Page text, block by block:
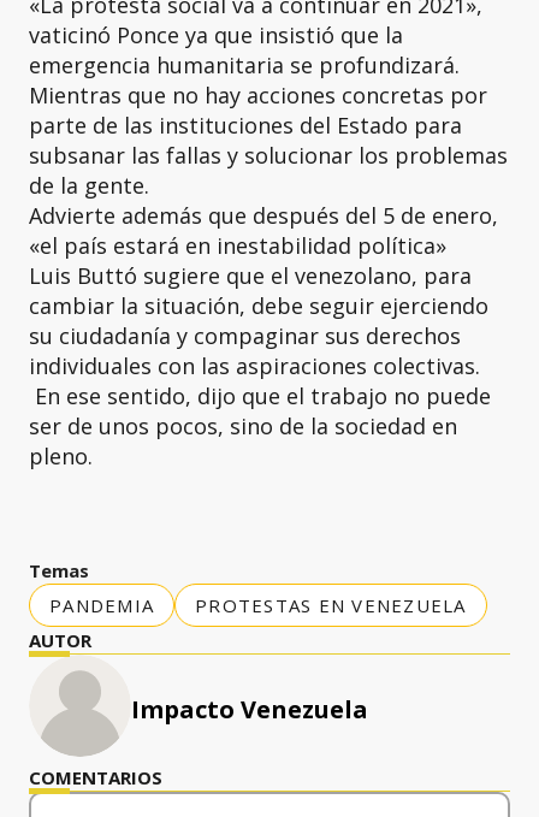
vaticinó Ponce ya que insistió que la
emergencia humanitaria se profundizará.
Mientras que no hay acciones concretas por
parte de las instituciones del Estado para
subsanar las fallas y solucionar los problemas
de la gente.
Advierte además que después del 5 de enero,
«el país estará en inestabilidad política»
Luis Buttó sugiere que el venezolano, para
cambiar la situación, debe seguir ejerciendo
su ciudadanía y compaginar sus derechos
individuales con las aspiraciones colectivas.
En ese sentido, dijo que el trabajo no puede
ser de unos pocos, sino de la sociedad en
pleno.
Temas
PANDEMIA
PROTESTAS EN VENEZUELA
AUTOR
Impacto Venezuela
COMENTARIOS